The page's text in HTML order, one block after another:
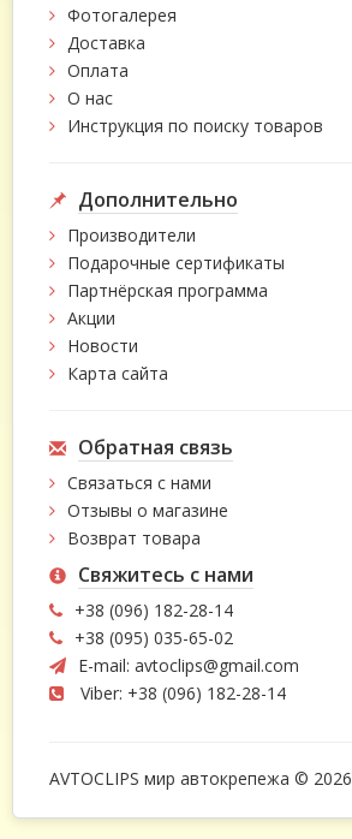
Фотогалерея
Доставка
Оплата
О нас
Инструкция по поиску товаров
Дополнительно
Производители
Подарочные сертификаты
Партнёрская программа
Акции
Новости
Карта сайта
Обратная связь
Связаться с нами
Отзывы о магазине
Возврат товара
Свяжитесь с нами
+38 (096) 182-28-14
+38 (095) 035-65-02
E-mail: avtoclips@gmail.com
Viber: +38 (096) 182-28-14
AVTOCLIPS мир автокрепежа © 2026